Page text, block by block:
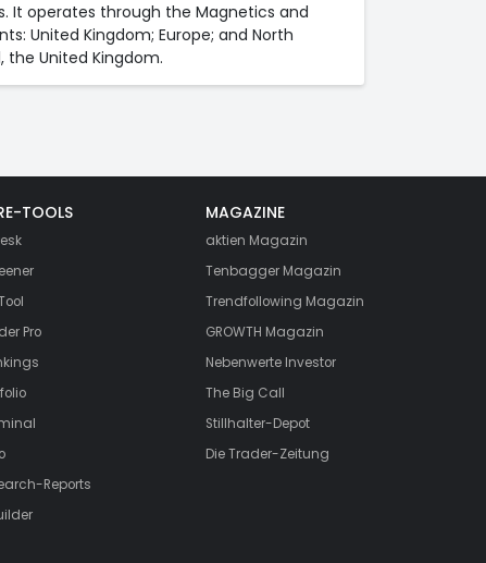
It operates through the Magnetics and
United Kingdom; Europe; and North
the United Kingdom.
TOOLS
Pro
Reports
MAGAZINE
aktien Magazin
Tenbagger Magazin
Trendfollowing Magazin
GROWTH Magazin
Nebenwerte Investor
The Big Call
Stillhalter-Depot
Die Trader-Zeitung